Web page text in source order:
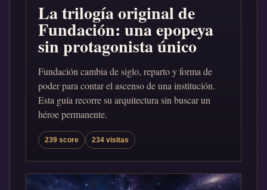
La trilogía original de
Fundación: una epopeya
sin protagonista único
Fundación cambia de siglo, reparto y forma de
poder para contar el ascenso de una institución.
Esta guía recorre su arquitectura sin buscar un
héroe permanente.
239 score 234 visitas